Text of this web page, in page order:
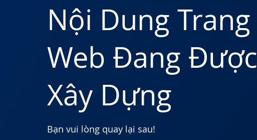
Nội Dung Trang
Web Đang Được
Xây Dựng
Bạn vui lòng quay lại sau!